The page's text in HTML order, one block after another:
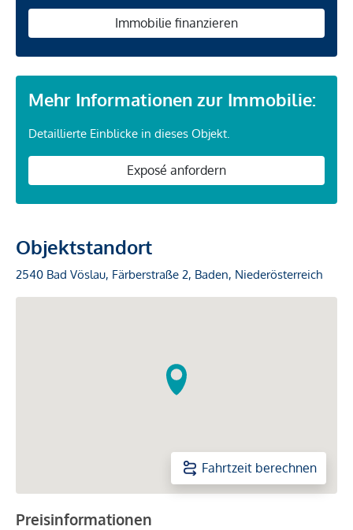
Immobilie finanzieren
Mehr Informationen zur Immobilie:
Detaillierte Einblicke in dieses Objekt.
Exposé anfordern
Objektstandort
2540 Bad Vöslau, Färberstraße 2, Baden, Niederösterreich
Fahrtzeit berechnen
Preisinformationen